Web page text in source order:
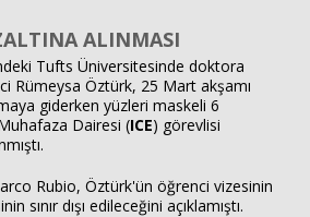
ALINMASI
Tufts Üniversitesinde doktora
Rümeysa Öztürk, 25 Mart akşamı
giderken yüzleri maskeli 6
Dairesi (ICE) görevlisi
Rubio, Öztürk'ün öğrenci vizesinin
sınır dışı edileceğini açıklamıştı.